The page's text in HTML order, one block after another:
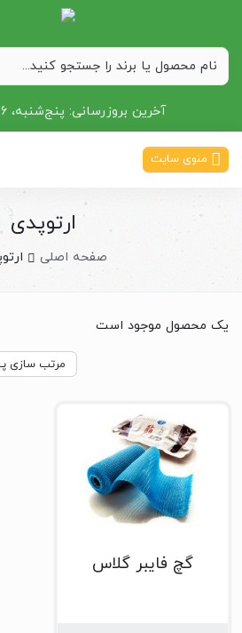
آخرین بروزرسانی: پنج‌شنبه، 6 آگوست 2026
منوی سایت
ارتوپدی
صفحه اصلی
یک محصول موجود است
گچ فایبر گلاس